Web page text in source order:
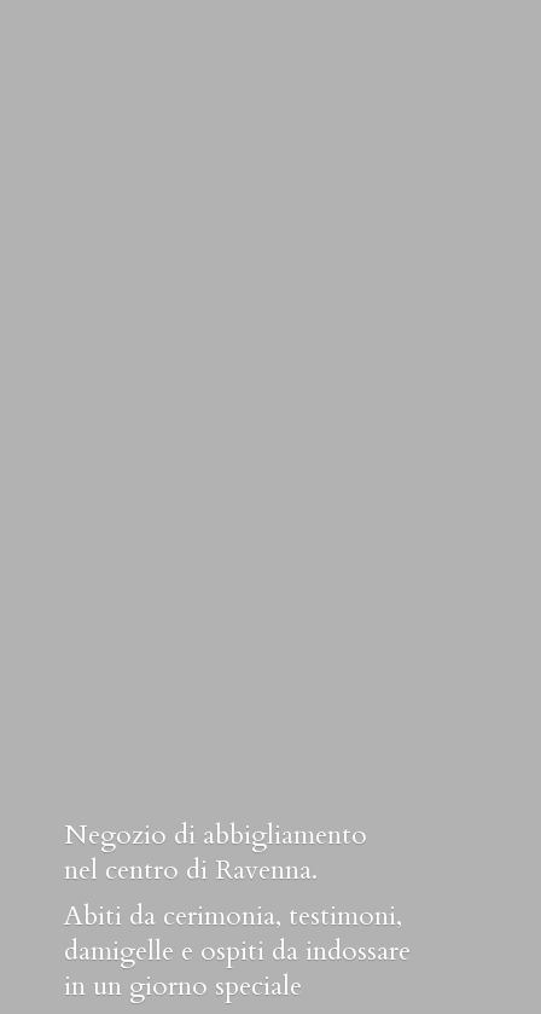
Negozio di abbigliamento
nel centro di Ravenna.
Abiti da cerimonia, testimoni,
damigelle e ospiti da indossare
in un giorno speciale